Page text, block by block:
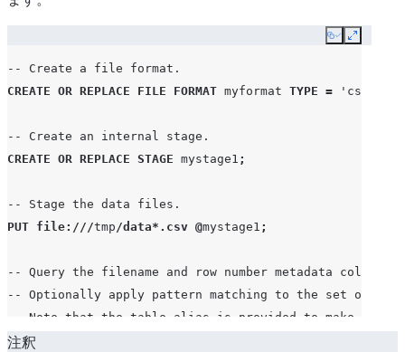
CopyExpand
-- Create a file format.
CREATE OR REPLACE FILE FORMAT myformat TYPE = 'csv'
-- Create an internal stage.
CREATE OR REPLACE STAGE mystage1 ;
-- Stage the data files.
PUT file:///tmp/data*. csv @mystage1 ;
-- Query the filename and row number metadata
-- Optionally apply pattern matching to the set of
-- Note that the table alias is provided to make the
SELECT
注釈